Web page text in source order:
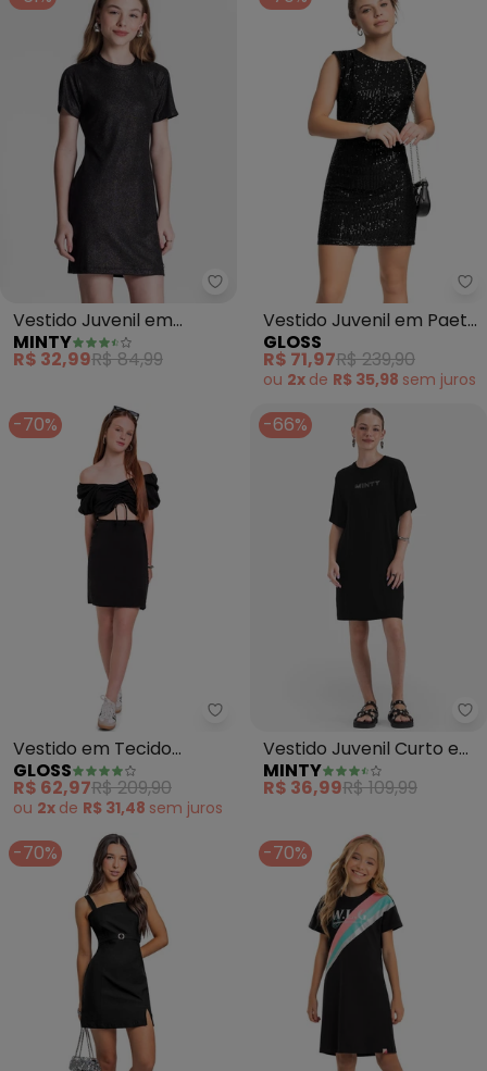
Minty - Vestido Juvenil em
Vestido Juvenil em
Ribana Canelada (Preto)
MINTY
R$ 32,99R$ 84,99
Vestido Juvenil em Paetê
Brilhante (Preto)
GLOSS
R$ 71,97R$ 239,90
ou 2x de R$ 35,98 sem juros
-70%
Gloss - Vestido em Tecido
Vestido em Tecido
Juvenil (Preto)
GLOSS
R$ 62,97R$ 209,90
ou 2x de R$ 31,48 sem juros
-66%
Vestido Juvenil Curto em
Molecotton (Preto)
MINTY
R$ 36,99R$ 109,99
-70% -70%